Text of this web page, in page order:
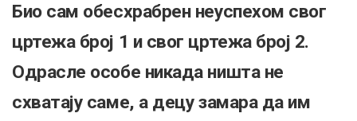
Био сам обесхрабрен неуспехом свог
цртежа број 1 и свог цртежа број 2.
Одрасле особе никада ништа не
схватају саме, а децу замара да им